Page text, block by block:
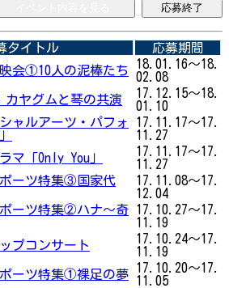
応募終了
タイトル
応募期間
会①10人の泥棒たち
18.01.16～18.
02.08
ヤグムと琴の共演
17.12.15～18.
01.10
ャルアーツ・パフォ
17.11.17～17.
11.27
マ「Only You」
17.11.17～17.
11.27
ーツ特集③国家代
17.11.08～17.
12.04
ーツ特集②ハナ～奇
17.10.27～17.
11.19
プコンサート
17.10.24～17.
11.19
ーツ特集①裸足の夢
17.10.20～17.
11.05